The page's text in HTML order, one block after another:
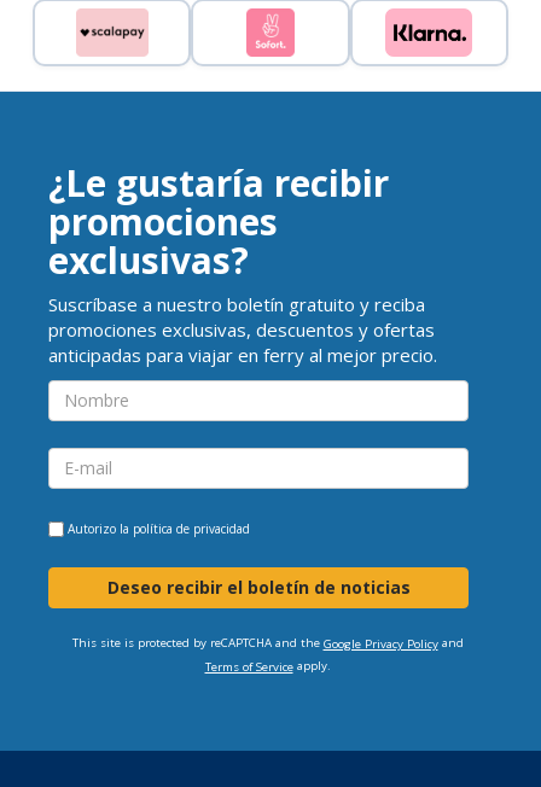
¿Le gustaría recibir
promociones
exclusivas?
Suscríbase a nuestro boletín gratuito y reciba
promociones exclusivas, descuentos y ofertas
anticipadas para viajar en ferry al mejor precio.
Autorizo la política de privacidad
Deseo recibir el boletín de noticias
This site is protected by reCAPTCHA and the Google Privacy Policyand
Terms of Serviceapply.